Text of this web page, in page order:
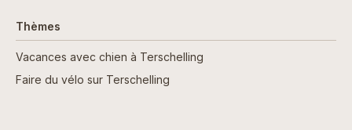
Thèmes
Vacances avec chien à Terschelling
Faire du vélo sur Terschelling